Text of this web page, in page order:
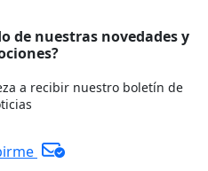
de nuestras novedades y
a recibir nuestro boletín de